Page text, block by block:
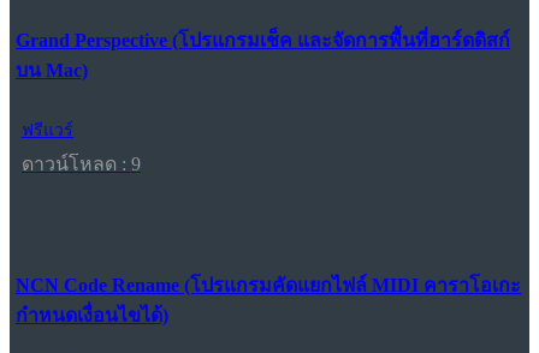
Grand Perspective (โปรแกรมเช็ค และจัดการพื้นที่ฮาร์ดดิสก์
บน Mac)
ฟรีแวร์
ดาวน์โหลด : 9
NCN Code Rename (โปรแกรมคัดแยกไฟล์ MIDI คาราโอเกะ
กำหนดเงื่อนไขได้)